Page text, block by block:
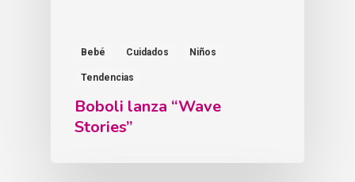
Bebé Cuidados Niños
Tendencias
Boboli lanza “Wave
Stories”